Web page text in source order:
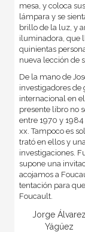
mesa, y coloca
lámpara y se
brillo de la luz, y
iluminadora, que
quinientas
nueva lección de
De la mano de
investigadores de
internacional en
presente libro no
entre 1970 y
xx. Tampoco es
trató en ellos y
investigaciones.
supone una
acojamos a
tentación para
Foucault.
Jorge Álvarez
Yágüez